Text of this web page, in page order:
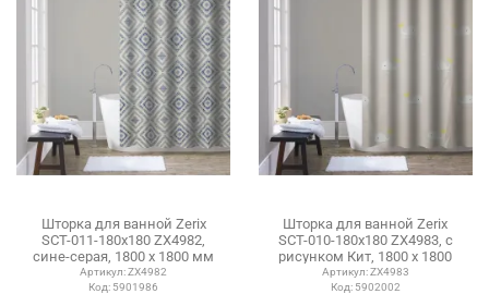
Шторка для ванной Zerix
SCT-011-180x180 ZX4982,
сине-серая, 1800 х 1800 мм
Артикул:ZX4982
Код: 5901986
Шторка для ванной Zerix
SCT-010-180x180 ZX4983, с
рисунком Кит, 1800 х 1800
мм
Артикул:ZX4983
Код: 5902002